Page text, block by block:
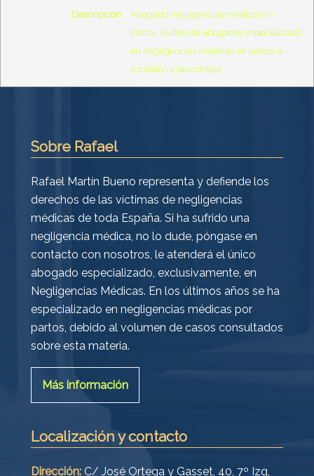
Descripción
Abogado negligencias médicas en
Partos. Bufete de abogados especializado
en negligencias médicas en partos a
comisión y porcentaje.
Sobre Rafael
Rafael Martín Bueno representa y defiende los
derechos de las víctimas de negligencias
médicas de toda España. Si ha sufrido una
negligencia médica, no lo dude, póngase en
contacto con nosotros, le atenderá el único
abogado especializado, exclusivamente, en
Negligencias Médicas. En los últimos años se ha
especializado en negligencias médicas por
partos, debido al volumen de casos consultados
sobre esta materia.
Más información
Localización y contacto
Dirección: C/ José Ortega y Gasset, 40, 7º Izq,